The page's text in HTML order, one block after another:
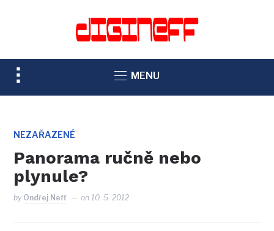
TOGGLE
SIDEBAR
NAVIGATION
MENU
NEZAŘAZENÉ
Panorama ručně nebo
plynule?
by Ondřej Neff on10. 5. 2012